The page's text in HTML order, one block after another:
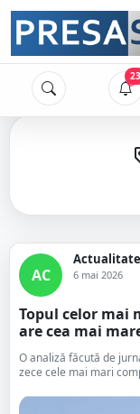
23
AC
Actualitate
6 mai 2026
Topul celor mai
are cea mai
O analiză făcută de
zece cele mai mari